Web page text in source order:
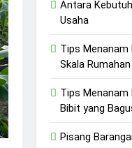
Antara
Usaha
Tips Menanam
Skala Rumahan
Tips Menanam
Bibit yang
Pisang